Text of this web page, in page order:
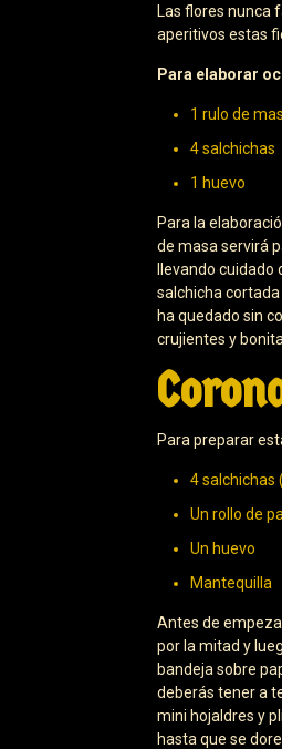
Las flores nunca
aperitivos estas
Para elaborar
1 rulo de
4 salchichas
1 huevo
Para la
de masa servirá
llevando
salchicha
ha quedado sin
crujientes y
Para preparar
4 salchichas
Un rollo de
Un huevo
Mantequilla
Antes de
por la mitad y
bandeja sobre
deberás tener a
mini hojaldres y
hasta que se